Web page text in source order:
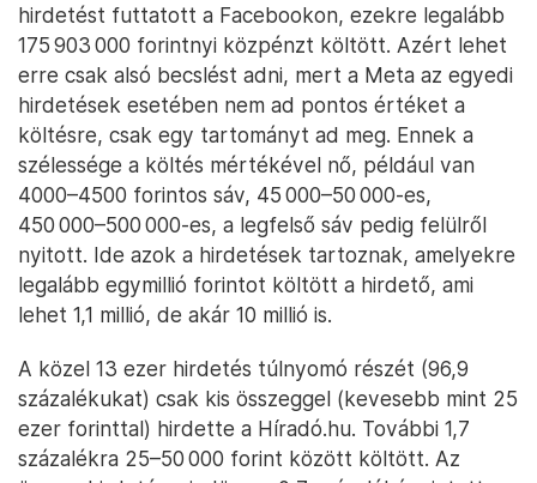
hirdetést futtatott a Facebookon, ezekre legalább
175 903 000 forintnyi közpénzt költött. Azért lehet
erre csak alsó becslést adni, mert a Meta az egyedi
hirdetések esetében nem ad pontos értéket a
költésre, csak egy tartományt ad meg. Ennek a
szélessége a költés mértékével nő, például van
4000–4500 forintos sáv, 45 000–50 000-es,
450 000–500 000-es, a legfelső sáv pedig felülről
nyitott. Ide azok a hirdetések tartoznak, amelyekre
legalább egymillió forintot költött a hirdető, ami
lehet 1,1 millió, de akár 10 millió is.
A közel 13 ezer hirdetés túlnyomó részét (96,9
százalékukat) csak kis összeggel (kevesebb mint 25
ezer forinttal) hirdette a Híradó.hu. További 1,7
százalékra 25–50 000 forint között költött. Az